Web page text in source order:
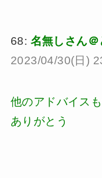
68: 名無しさん＠
2023/04/30(日)
他のアドバイス
ありがとう